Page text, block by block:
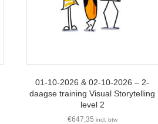
01-10-2026 & 02-10-2026 – 2-
daagse training Visual Storytelling
level 2
€647,35 incl. btw